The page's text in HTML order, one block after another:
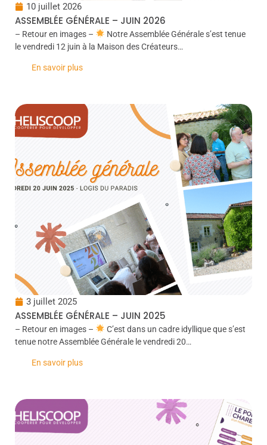
10 juillet 2026
ASSEMBLÉE GÉNÉRALE – JUIN 2026
– Retour en images –
Notre Assemblée Générale s’est tenue
le vendredi 12 juin à la Maison des Créateurs…
En savoir plus
3 juillet 2025
ASSEMBLÉE GÉNÉRALE – JUIN 2025
– Retour en images –
C’est dans un cadre idyllique que s’est
tenue notre Assemblée Générale le vendredi 20…
En savoir plus